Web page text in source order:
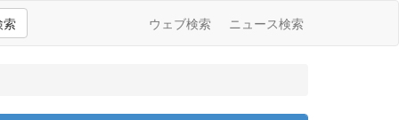
索 ウェブ検索 ニュース検索